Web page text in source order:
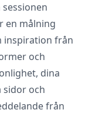
en målning
inspiration från
och
dina
sidor och
från